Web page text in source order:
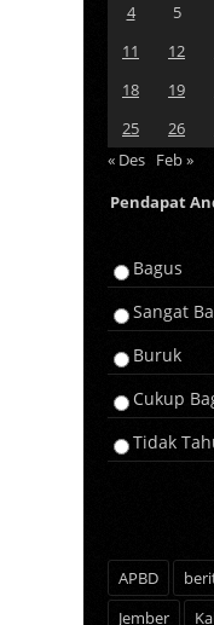
4
5
11
12
18
19
25
26
« Des Feb »
Pendapat
Bagus
Sangat
Buruk
Cukup
Tidak
APBD
Jember